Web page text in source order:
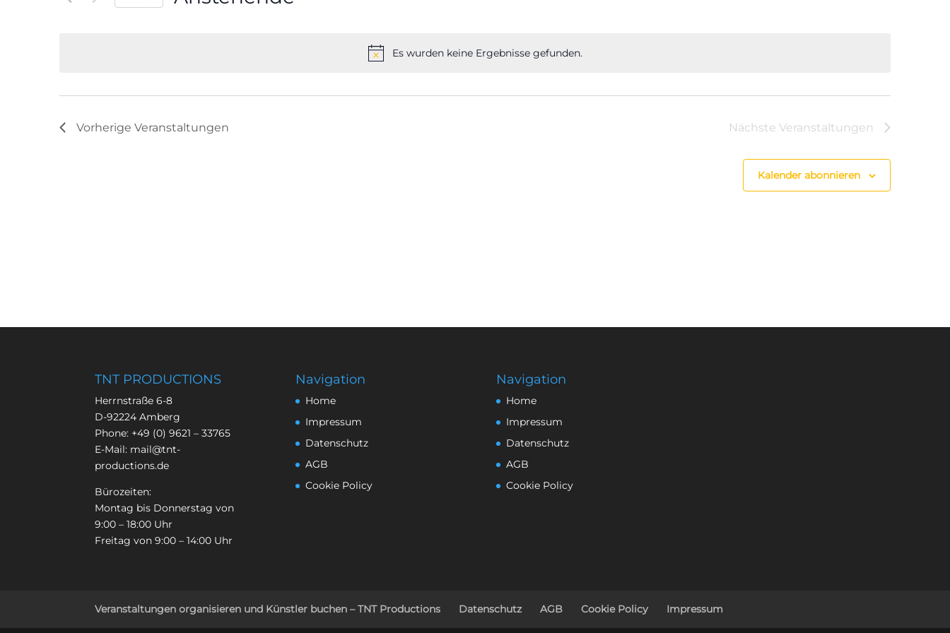
Hinweis
Es wurden keine Ergebnisse gefunden.
Vorherige Veranstaltungen Nächste Veranstaltungen
Kalender abonnieren
TNT PRODUCTIONS
Herrnstraße 6-8
D-92224 Amberg
Phone: +49 (0) 9621 – 33765
E-Mail: mail@tnt-
productions.de
Bürozeiten:
Montag bis Donnerstag von
9:00 – 18:00 Uhr
Freitag von 9:00 – 14:00 Uhr
Navigation
Home
Impressum
Datenschutz
AGB
Cookie Policy
Navigation
Home
Impressum
Datenschutz
AGB
Cookie Policy
Veranstaltungen organisieren und Künstler buchen – TNT Productions Datenschutz AGB Cookie Policy Impressum